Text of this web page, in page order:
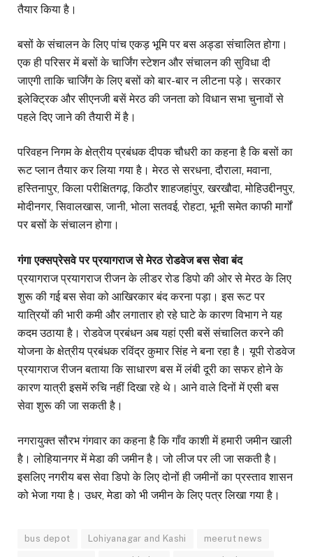
तैयार किया है।
बसों के संचालन के लिए पांच एकड़ भूमि पर बस अड्डा संचालित होगा।
एक ही परिसर में बसों के चार्जिंग स्टेशन और संचालन की सुविधा दी
जाएगी ताकि चार्जिंग के लिए बसों को बार-बार न लीटना पड़े। सरकार
इलेक्ट्रिक और सीएनजी बसें मेरठ की जनता को विधान सभा चुनावों से
पहले दिए जाने की तैयारी में है।
परिवहन निगम के क्षेत्रीय प्रबंधक दीपक चौधरी का कहना है कि बसों का
रूट प्लान तैयार कर लिया गया है। मेरठ से सरधना, दौराला, मवाना,
हस्तिनापुर, किला परीक्षितगढ़, किठौर शाहजहांपुर, खरखौदा, मोहिउद्दीनपुर,
मोदीनगर, सिवालखास, जानी, भोला सतवई, रोहटा, भूनी समेत काफी मार्गों
पर बसों के संचालन होगा।
गंगा एक्सप्रेसवे पर प्रयागराज से मेरठ रोडवेज बस सेवा बंद
प्रयागराज प्रयागराज रीजन के लीडर रोड डिपो की ओर से मेरठ के लिए
शुरू की गई बस सेवा को आखिरकार बंद करना पड़ा। इस रूट पर
यात्रियों की भारी कमी और लगातार हो रहे घाटे के कारण विभाग ने यह
कदम उठाया है। रोडवेज प्रबंधन अब यहां एसी बसें संचालित करने की
योजना के क्षेत्रीय प्रबंधक रविंद्र कुमार सिंह ने बना रहा है। यूपी रोडवेज
प्रयागराज रीजन बताया कि साधारण बस में लंबी दूरी का सफर होने के
कारण यात्री इसमें रुचि नहीं दिखा रहे थे। आने वाले दिनों में एसी बस
सेवा शुरू की जा सकती है।
नगरायुक्त सौरभ गंगवार का कहना है कि गाँव काशी में हमारी जमीन खाली
है। लोहियानगर में मेडा की जमीन है। जो लीज पर ली जा सकती है।
इसलिए नगरीय बस सेवा डिपो के लिए दोनों ही जमीनों का प्रस्ताव शासन
को भेजा गया है। उधर, मेडा को भी जमीन के लिए पत्र लिखा गया है।
bus depot Lohiyanagar and Kashi meerut news